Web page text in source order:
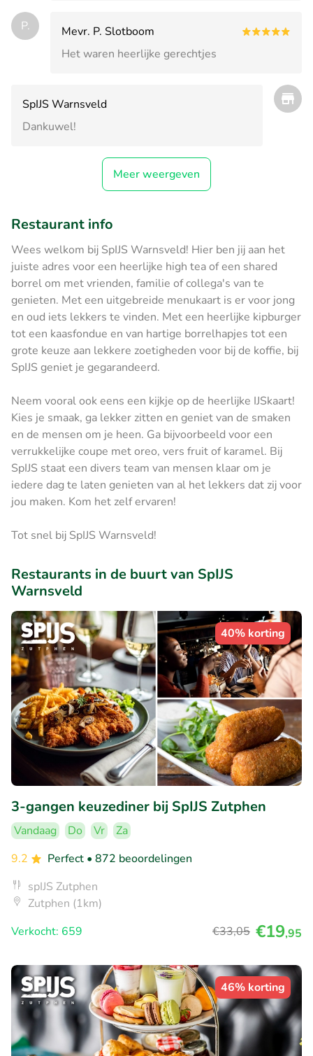
P.
Mevr. P. Slotboom
Het waren heerlijke gerechtjes
SpIJS Warnsveld
Dankuwel!
Meer weergeven
Restaurant info
Wees welkom bij SpIJS Warnsveld! Hier ben jij aan het
juiste adres voor een heerlijke high tea of een shared
borrel om met vrienden, familie of collega's van te
genieten. Met een uitgebreide menukaart is er voor jong
en oud iets lekkers te vinden. Met een heerlijke kipburger
tot een kaasfondue en van hartige borrelhapjes tot een
grote keuze aan lekkere zoetigheden voor bij de koffie, bij
SpIJS geniet je gegarandeerd.
Neem vooral ook eens een kijkje op de heerlijke IJSkaart!
Kies je smaak, ga lekker zitten en geniet van de smaken
en de mensen om je heen. Ga bijvoorbeeld voor een
verrukkelijke coupe met oreo, vers fruit of karamel. Bij
SpIJS staat een divers team van mensen klaar om je
iedere dag te laten genieten van al het lekkers dat zij voor
jou maken. Kom het zelf ervaren!
Tot snel bij SpIJS Warnsveld!
Restaurants in de buurt van SpIJS
Warnsveld
40% korting
3-gangen keuzediner bij SpIJS Zutphen
Vandaag Do Vr
Za
9.2
Perfect • 872 beoordelingen
spIJS Zutphen
Zutphen (1km)
Verkocht: 659
€33,05 €19,95
46% korting